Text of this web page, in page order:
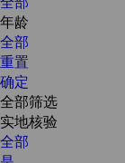
年龄
全部
重置
确定
全部筛选
实地核验
全部